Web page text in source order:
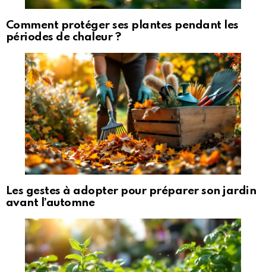
Comment protéger ses plantes pendant les
périodes de chaleur ?
Les gestes à adopter pour préparer son jardin
avant l’automne